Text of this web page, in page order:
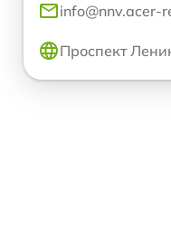
info@nnv.acer-
Проспект